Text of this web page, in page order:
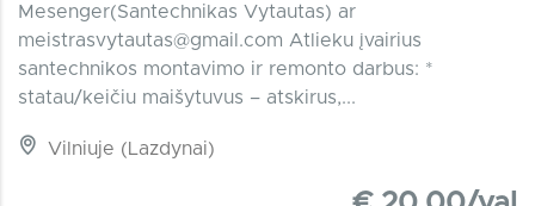
Mesenger(Santechnikas Vytautas) ar
meistrasvytautas@gmail.com Atlieku įvairius
santechnikos montavimo ir remonto darbus: *
statau/keičiu maišytuvus – atskirus,...
Vilniuje (Lazdynai)